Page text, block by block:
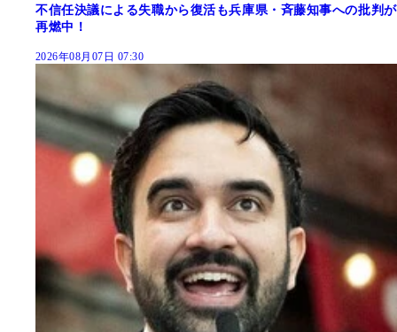
不信任決議による失職から復活も兵庫県・斉藤知事への批判が
再燃中！
2026年08月07日 07:30